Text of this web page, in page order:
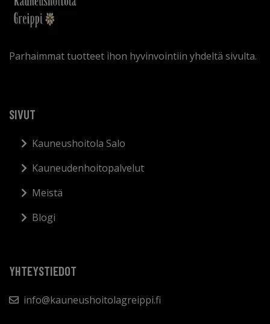
Parhaimmat tuotteet ihon hyvinvointiin yhdeltä sivulta.
SIVUT
Kauneushoitola Salo
Kauneudenhoitopalvelut
Meistä
Blogi
YHTEYSTIEDOT
info@kauneushoitolagreippi.fi